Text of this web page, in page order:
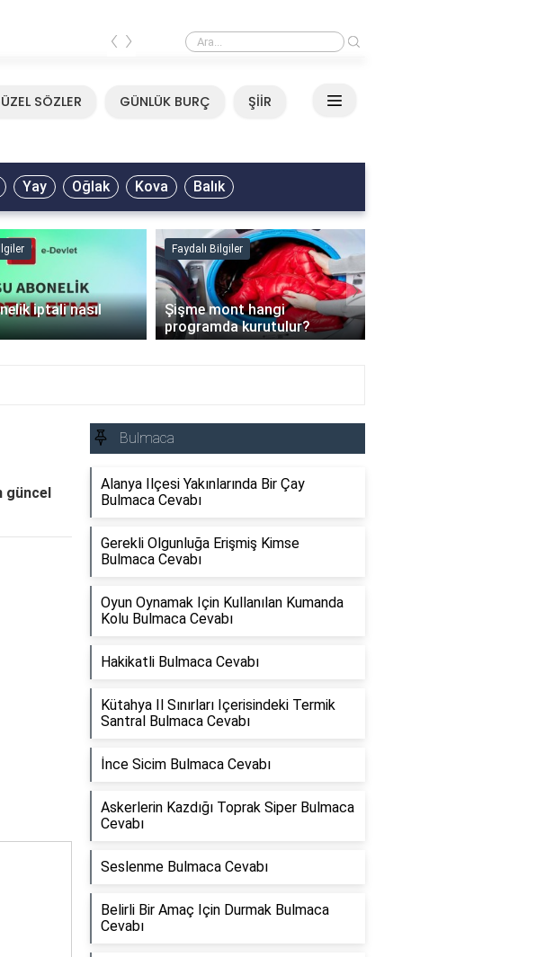
Mirkelam - Tavla Sözleri
‹ ›
SÖZLER GÜNLÜK BURÇ ŞİİR
Yay Oğlak Kova Balık
iptali nasıl
Faydalı Bilgiler
Şişme mont hangi
programda kurutulur?
›
güncel
Bulmaca
Alanya Ilçesi Yakınlarında Bir Çay
Bulmaca Cevabı
Gerekli Olgunluğa Erişmiş Kimse
Bulmaca Cevabı
Oyun Oynamak Için Kullanılan Kumanda
Kolu Bulmaca Cevabı
Hakikatli Bulmaca Cevabı
Kütahya Il Sınırları Içerisindeki Termik
Santral Bulmaca Cevabı
İnce Sicim Bulmaca Cevabı
Askerlerin Kazdığı Toprak Siper Bulmaca
Cevabı
Seslenme Bulmaca Cevabı
Belirli Bir Amaç Için Durmak Bulmaca
Cevabı